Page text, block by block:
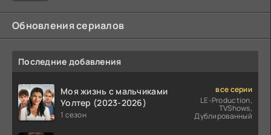
Обновления сериалов
Последние добавления
Моя жизнь с мальчиками
Уолтер (2023-2026)
1 сезон
все серии
LE-Production,
TVShows,
Дублированный